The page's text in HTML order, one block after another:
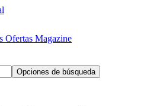
Ofertas Magazine
Opciones de búsqueda